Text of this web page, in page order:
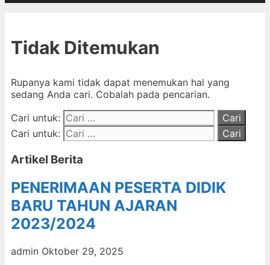
Tidak Ditemukan
Rupanya kami tidak dapat menemukan hal yang
sedang Anda cari. Cobalah pada pencarian.
Cari untuk:
Cari untuk:
Artikel Berita
PENERIMAAN PESERTA DIDIK
BARU TAHUN AJARAN
2023/2024
admin Oktober 29, 2025